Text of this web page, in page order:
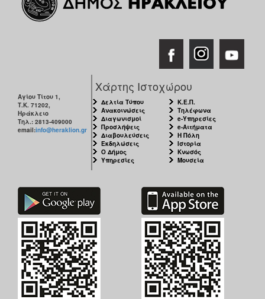
Αγίου Τίτου 1,
Τ.Κ. 71202,
Ηράκλειο
Τηλ.: 2813-409000
email:info@heraklion.gr
Χάρτης Ιστοχώρου
Δελτία Τύπου
Ανακοινώσεις
Διαγωνισμοί
Προσλήψεις
Διαβουλεύσεις
Εκδηλώσεις
Ο Δήμος
Υπηρεσίες
Κ.Ε.Π.
Τηλέφωνα
e-Υπηρεσίες
e-Αιτήματα
Η Πόλη
Ιστορία
Κνωσός
Μουσεία